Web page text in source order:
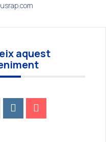
aquest